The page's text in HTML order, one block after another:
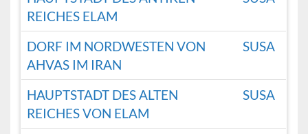
REICHES ELAM
DORF IM NORDWESTEN VON
AHVAS IM IRAN
SUSA
HAUPTSTADT DES ALTEN
REICHES VON ELAM
SUSA